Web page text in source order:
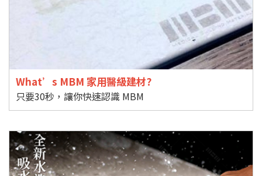
What’s MBM 家用醫級建材?
只要30秒，讓你快速認識 MBM